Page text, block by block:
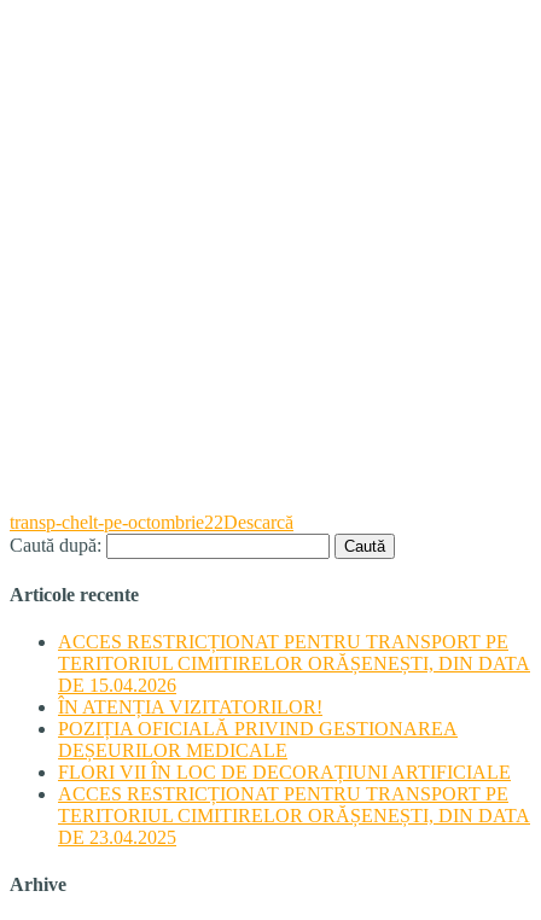
transp-chelt-pe-octombrie22Descarcă
Caută după:
Articole recente
ACCES RESTRICȚIONAT PENTRU TRANSPORT PE
TERITORIUL CIMITIRELOR ORĂȘENEȘTI, DIN DATA
DE 15.04.2026
ÎN ATENȚIA VIZITATORILOR!
POZIȚIA OFICIALĂ PRIVIND GESTIONAREA
DEȘEURILOR MEDICALE
FLORI VII ÎN LOC DE DECORAȚIUNI ARTIFICIALE
ACCES RESTRICȚIONAT PENTRU TRANSPORT PE
TERITORIUL CIMITIRELOR ORĂȘENEȘTI, DIN DATA
DE 23.04.2025
Arhive